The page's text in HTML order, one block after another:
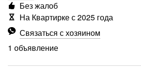
Связаться с хозяином
1 объявление
Без жалоб
На Квартирке с 2025 года